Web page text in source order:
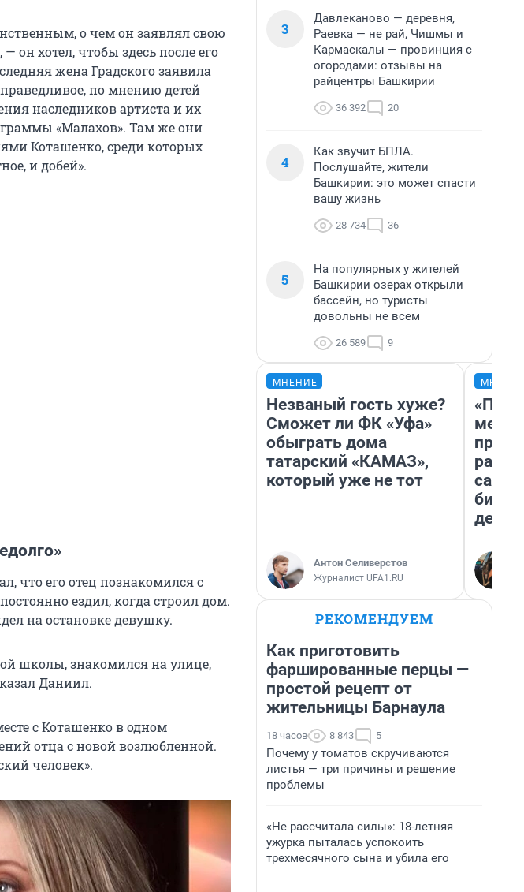
о чем он заявлял свою
он хотел, чтобы здесь после его
жена Градского заявила
по мнению детей
наследников артиста и их
«Малахов». Там же они
Коташенко, среди которых
и добей».
что его отец познакомился с
ездил, когда строил дом.
на остановке девушку.
школы, знакомился на улице,
Даниил.
с Коташенко в одном
отца с новой возлюбленной.
человек».
3
Давлеканово — деревня,
Раевка — не рай, Чишмы и
Кармаскалы — провинция с
огородами: отзывы на
райцентры Башкирии
36 392 20
4
Как звучит БПЛА.
Послушайте, жители
Башкирии: это может спасти
вашу жизнь
28 734 36
5
На популярных у жителей
Башкирии озерах открыли
бассейн, но туристы
довольны не всем
26 589 9
МНЕНИЕ
Незваный гость хуже?
Сможет ли ФК «Уфа»
обыграть дома
татарский «КАМАЗ»,
который уже не тот
Антон Селиверстов
Журналист UFA1.RU
РЕКОМЕНДУЕМ
Как приготовить
фаршированные перцы —
простой рецепт от
жительницы Барнаула
18 часов 8 843 5
Почему у томатов скручиваются
листья — три причины и решение
проблемы
«Не рассчитала силы»: 18-летняя
ужурка пыталась успокоить
трехмесячного сына и убила его